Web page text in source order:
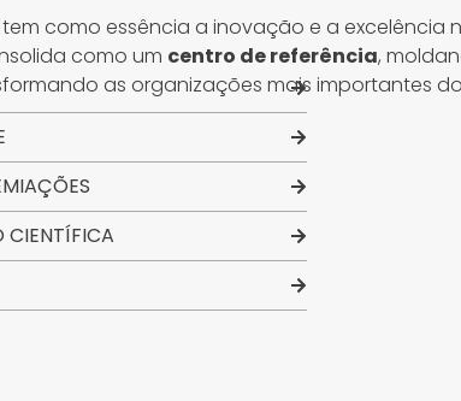
como essência a inovação e a excelência
como um centro de referência,
as organizações mais importantes
CIENTÍFICA